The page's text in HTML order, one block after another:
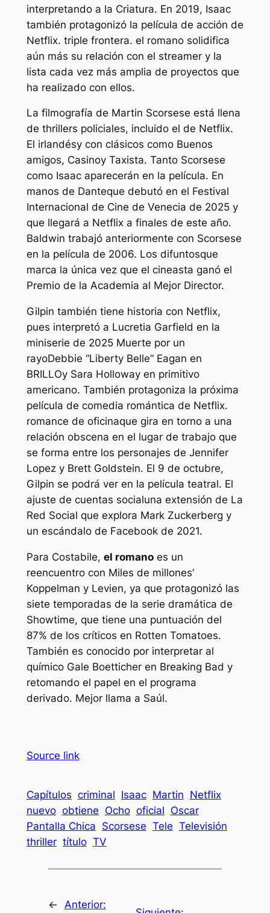
interpretando a la Criatura. En 2019, Isaac
también protagonizó la película de acción de
Netflix. triple frontera. el romanosolidifica
aún más su relación con el streamer y la
lista cada vez más amplia de proyectos que
ha realizado con ellos.
La filmografía de Martin Scorsese está llena
de thrillers policiales, incluido el de Netflix.
El irlandésy con clásicos como Buenos
amigos, Casinoy Taxista. Tanto Scorsese
como Isaac aparecerán en la película. En
manos de Danteque debutó en el Festival
Internacional de Cine de Venecia de 2025 y
que llegará a Netflix a finales de este año.
Baldwin trabajó anteriormente con Scorsese
en la película de 2006. Los difuntosque
marca la única vez que el cineasta ganó el
Premio de la Academia al Mejor Director.
Gilpin también tiene historia con Netflix,
pues interpretó a Lucretia Garfield en la
miniserie de 2025 Muerte por un
rayoDebbie “Liberty Belle” Eagan en
BRILLOy Sara Holloway en primitivo
americano. También protagoniza la próxima
película de comedia romántica de Netflix.
romance de oficinaque gira en torno a una
relación obscena en el lugar de trabajo que
se forma entre los personajes de Jennifer
Lopez y Brett Goldstein. El 9 de octubre,
Gilpin se podrá ver en la película teatral. El
ajuste de cuentas socialuna extensión de La
Red Social que explora Mark Zuckerberg y
un escándalo de Facebook de 2021.
Para Costabile, el romanoes un
reencuentro con Miles de millones‘
Koppelman y Levien, ya que protagonizó las
siete temporadas de la serie dramática de
Showtime, que tiene una puntuación del
87% de los críticos en Rotten Tomatoes.
También es conocido por interpretar al
químico Gale Boetticher en Breaking Bad y
retomando el papel en el programa
derivado. Mejor llama a Saúl.
Source link
Capítulos criminal Isaac Martin Netflix
nuevo obtiene Ocho oficial Oscar
Pantalla Chica Scorsese Tele Televisión
thriller título TV
← Anterior: